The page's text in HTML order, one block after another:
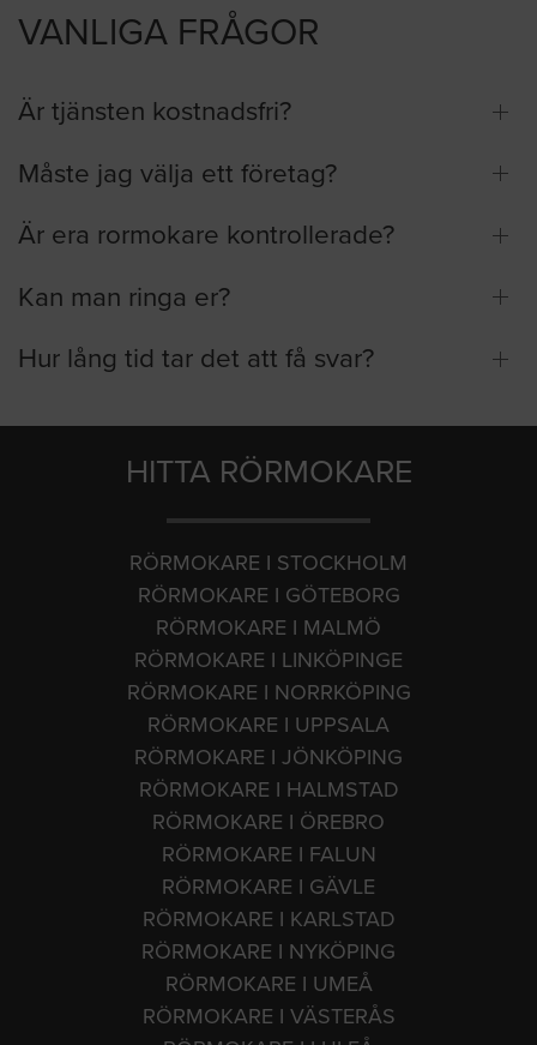
VANLIGA FRÅGOR
Är tjänsten kostnadsfri?
Måste jag välja ett företag?
Är era rormokare kontrollerade?
Kan man ringa er?
Hur lång tid tar det att få svar?
HITTA RÖRMOKARE
RÖRMOKARE I STOCKHOLM
RÖRMOKARE I GÖTEBORG
RÖRMOKARE I MALMÖ
RÖRMOKARE I LINKÖPINGE
RÖRMOKARE I NORRKÖPING
RÖRMOKARE I UPPSALA
RÖRMOKARE I JÖNKÖPING
RÖRMOKARE I HALMSTAD
RÖRMOKARE I ÖREBRO
RÖRMOKARE I FALUN
RÖRMOKARE I GÄVLE
RÖRMOKARE I KARLSTAD
RÖRMOKARE I NYKÖPING
RÖRMOKARE I UMEÅ
RÖRMOKARE I VÄSTERÅS